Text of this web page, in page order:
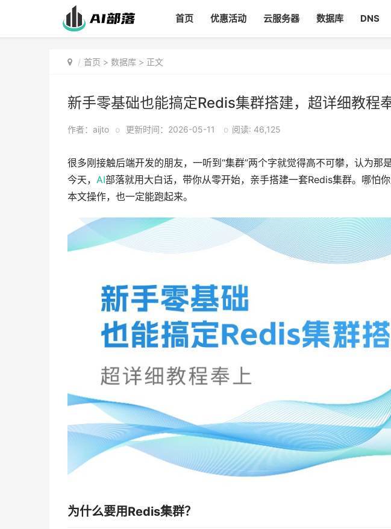
首页 优惠活动 云服务器 数据库 DNS
首页 > 数据库 > 正文
新手零基础也能搞定Redis集群搭建，超详细教程奉
作者：aijto o 更新时间：2026-05-11 o 阅读: 46,125
很多刚接触后端开发的朋友，一听到“集群”两个字就觉得高不可攀，认为那
今天， AI部落就用大白话，带你从零开始，亲手搭建一套Redis集群。哪怕
本文操作，也一定能跑起来。
为什么要用Redis集群？